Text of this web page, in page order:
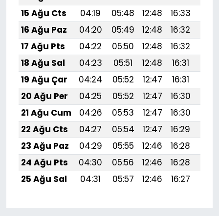
15 Ağu Cts
04:19 05:48 12:48 16:33
16 Ağu Paz
04:20 05:49 12:48 16:32
17 Ağu Pts
04:22 05:50 12:48 16:32
18 Ağu Sal
04:23 05:51 12:48 16:31
19 Ağu Çar
04:24 05:52 12:47 16:31
20 Ağu Per
04:25 05:52 12:47 16:30
21 Ağu Cum
04:26 05:53 12:47 16:30
22 Ağu Cts
04:27 05:54 12:47 16:29
23 Ağu Paz
04:29 05:55 12:46 16:28
24 Ağu Pts
04:30 05:56 12:46 16:28
25 Ağu Sal
04:31 05:57 12:46 16:27